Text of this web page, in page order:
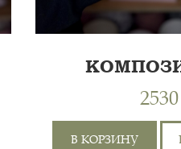
В КОРЗИНУ